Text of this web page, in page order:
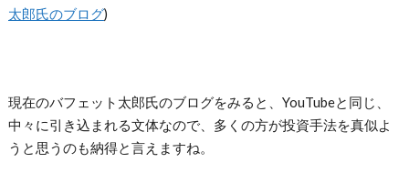
太郎氏のブログ)
現在のバフェット太郎氏のブログをみると、YouTubeと同じ、
中々に引き込まれる文体なので、多くの方が投資手法を真似よ
うと思うのも納得と言えますね。